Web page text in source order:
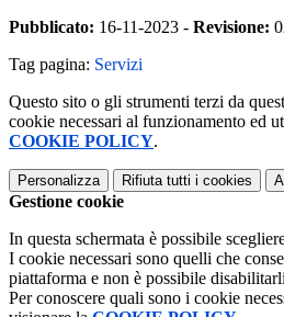
Pubblicato: 16-11-2023 - Revisione:
Tag pagina: Servizi
Questo sito o gli strumenti terzi da
cookie necessari al funzionamento ed
COOKIE POLICY.
Personalizza Rifiuta tutti i cookies
Gestione cookie
In questa schermata è possibile
I cookie necessari sono quelli che
piattaforma e non è possibile
Per conoscere quali sono i cookie